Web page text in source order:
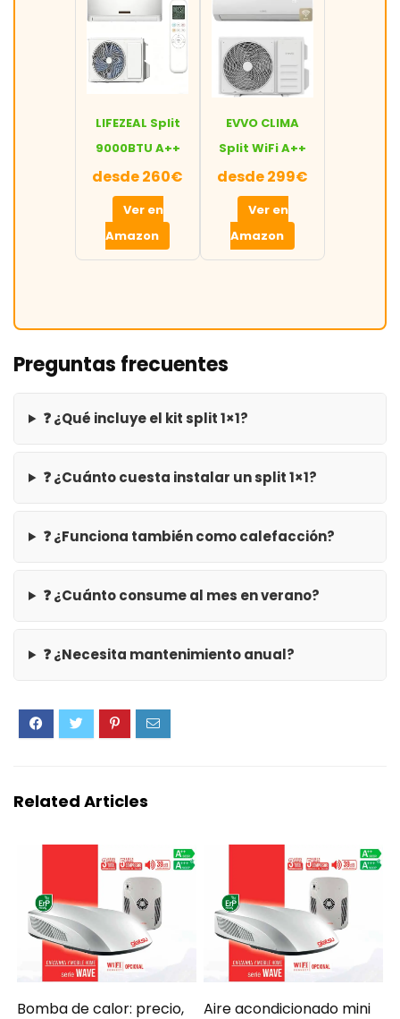
LIFEZEAL Split
9000BTU A++
desde 260€
Ver en
Amazon
EVVO CLIMA
Split WiFi A++
desde 299€
Ver en
Amazon
Preguntas frecuentes
❓ ¿Qué incluye el kit split 1×1?
❓ ¿Cuánto cuesta instalar un split 1×1?
❓ ¿Funciona también como calefacción?
❓ ¿Cuánto consume al mes en verano?
❓ ¿Necesita mantenimiento anual?
Related Articles
Bomba de calor: precio,
Aire acondicionado mini